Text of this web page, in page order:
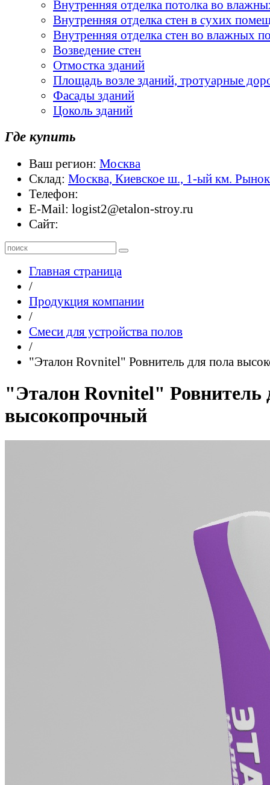
Внутренняя отделка потолка во
Внутренняя отделка стен в сухих
Внутренняя отделка стен во влажных
Возведение стен
Отмостка зданий
Площадь возле зданий, тротуарные
Фасады зданий
Цоколь зданий
Где купить
Ваш регион: Москва
Склад: Москва, Киевское ш., 1-ый км.
Телефон:
E-Mail: logist2@etalon-stroy.ru
Сайт:
Главная страница
/
Продукция компании
/
Смеси для устройства полов
/
"Эталон Rovnitel" Ровнитель для пола
"Эталон Rovnitel" Ровнитель
высокопрочный